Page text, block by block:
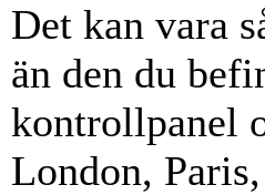
Det kan vara
än den du
kontrollpanel
London,